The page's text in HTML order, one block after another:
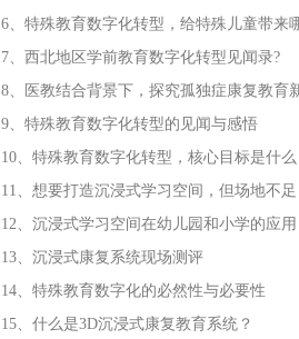
6、特殊教育数字化转型，给特殊儿童带来
7、西北地区学前教育数字化转型见闻录?
8、医教结合背景下，探究孤独症康复教育
9、特殊教育数字化转型的见闻与感悟
10、特殊教育数字化转型，核心目标是什
11、想要打造沉浸式学习空间，但场地不
12、沉浸式学习空间在幼儿园和小学的应用
13、沉浸式康复系统现场测评
14、特殊教育数字化的必然性与必要性
15、什么是3D沉浸式康复教育系统？